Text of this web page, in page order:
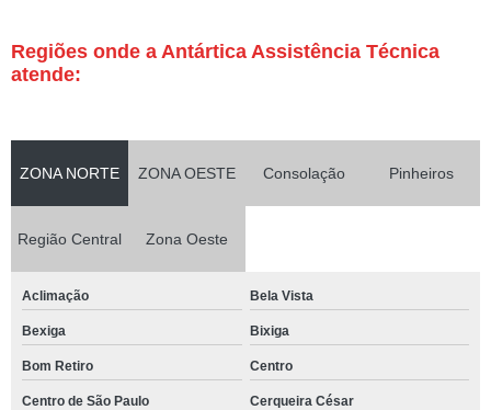
Regiões onde a Antártica Assistência Técnica
atende:
ZONA NORTE ZONA OESTE Consolação Pinheiros
Região Central Zona Oeste
Aclimação Bela Vista
Bexiga Bixiga
Bom Retiro Centro
Centro de São Paulo Cerqueira César